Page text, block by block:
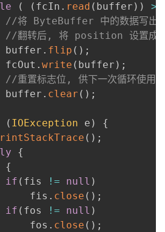
( ( fcIn . read ( buffer ) )
>=
//将 ByteBuffer 中的数据写
//翻转后, 将 position 设置成
buffer
. flip ( ) ;
fcOut
. write ( buffer ) ;
//重置标志位, 供下一次循环使用
buffer
. clear ( ) ;
( IOException e )
{
( ) ;
{
{
if ( fis != null )
fis
. close ( ) ;
if ( fos != null )
fos
. close ( ) ;